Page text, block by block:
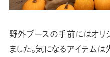
野外ブースの手前にはオリ
ました。気になるアイテム